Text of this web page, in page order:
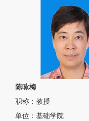
陈咏梅
职称：教授
单位：基础学院